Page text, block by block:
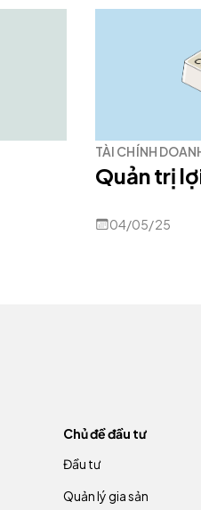
TÀI CHÍNH
Quản trị
04/05/25
Chủ đề đầu tư
Đầu tư
Quản lý gia sản